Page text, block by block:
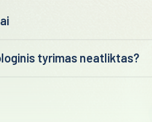
tyrimas neatliktas?